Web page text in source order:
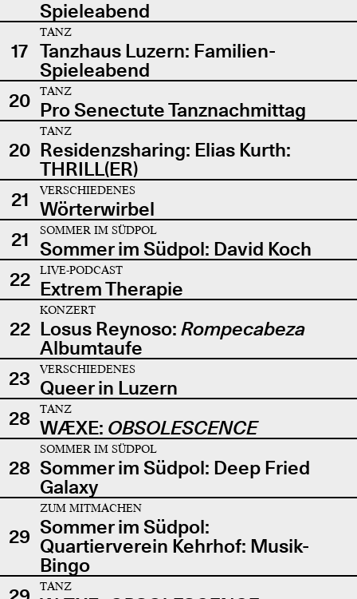
Spieleabend
17
TANZ
Tanzhaus Luzern: Familien-
Spieleabend
20
TANZ
Pro Senectute Tanznachmittag
20
TANZ
Residenzsharing: Elias Kurth:
THRILL(ER)
21
VERSCHIEDENES
Wörterwirbel
21
SOMMER IM SÜDPOL
Sommer im Südpol: David Koch
22
LIVE-PODCAST
Extrem Therapie
22
KONZERT
Losus Reynoso: Rompecabeza
Albumtaufe
23
VERSCHIEDENES
Queer in Luzern
28
TANZ
WÆXE: OBSOLESCENCE
28
SOMMER IM SÜDPOL
Sommer im Südpol: Deep Fried
Galaxy
29
ZUM MITMACHEN
Sommer im Südpol:
Quartierverein Kehrhof: Musik-
Bingo
TANZ